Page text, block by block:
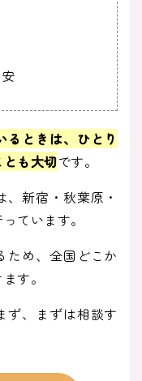
るときは、ひとり
も大切です。
新宿・秋葉原・
ています。
ため、全国どこか
す。
ず、まずは相談す